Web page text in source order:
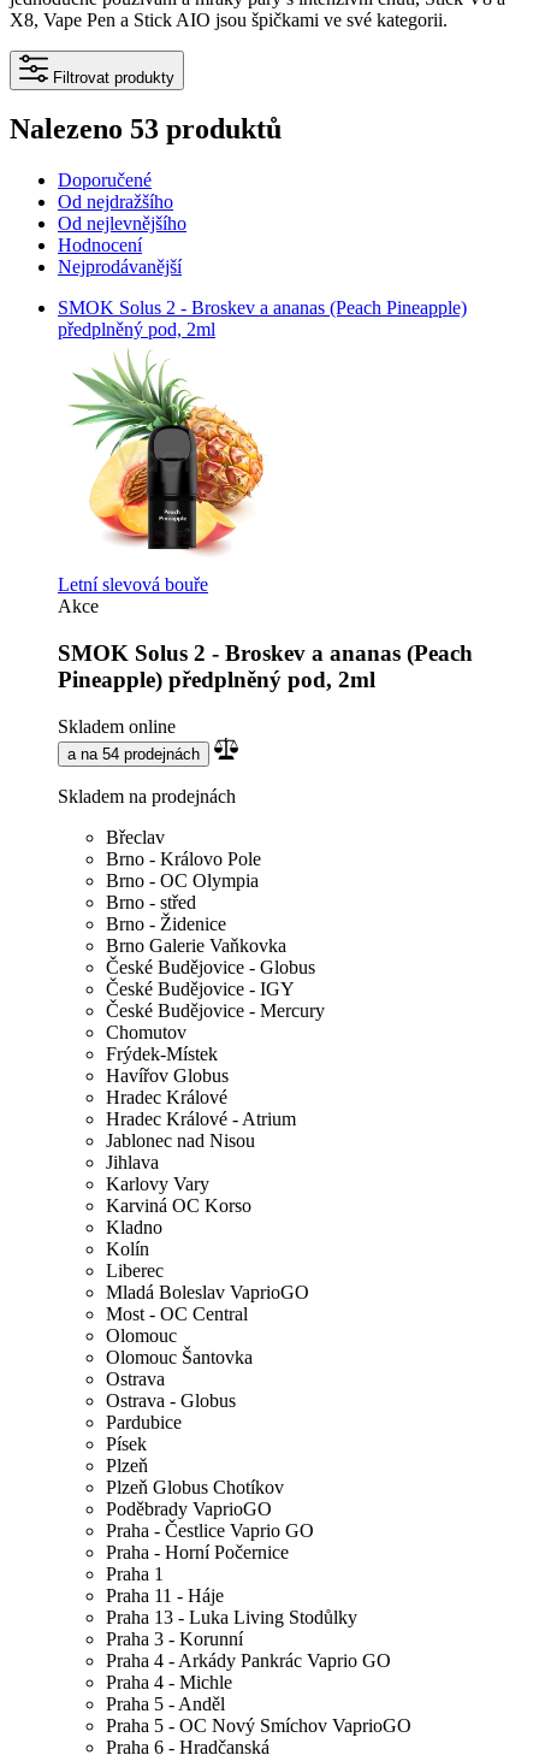
X8, Vape Pen a Stick AIO jsou špičkami ve své kategorii.
Filtrovat produkty
Nalezeno 53 produktů
Doporučené
Od nejdražšího
Od nejlevnějšího
Hodnocení
Nejprodávanější
SMOK Solus 2 - Broskev a ananas (Peach Pineapple)
předplněný pod, 2ml
Letní slevová bouře
Akce
SMOK Solus 2 - Broskev a ananas (Peach
Pineapple) předplněný pod, 2ml
Skladem online
a na 54 prodejnách
Skladem na prodejnách
Břeclav
Brno - Královo Pole
Brno - OC Olympia
Brno - střed
Brno - Židenice
Brno Galerie Vaňkovka
České Budějovice - Globus
České Budějovice - IGY
České Budějovice - Mercury
Chomutov
Frýdek-Místek
Havířov Globus
Hradec Králové
Hradec Králové - Atrium
Jablonec nad Nisou
Jihlava
Karlovy Vary
Karviná OC Korso
Kladno
Kolín
Liberec
Mladá Boleslav VaprioGO
Most - OC Central
Olomouc
Olomouc Šantovka
Ostrava
Ostrava - Globus
Pardubice
Písek
Plzeň
Plzeň Globus Chotíkov
Poděbrady VaprioGO
Praha - Čestlice Vaprio GO
Praha - Horní Počernice
Praha 1
Praha 11 - Háje
Praha 13 - Luka Living Stodůlky
Praha 3 - Korunní
Praha 4 - Arkády Pankrác Vaprio GO
Praha 4 - Michle
Praha 5 - Anděl
Praha 5 - OC Nový Smíchov VaprioGO
Praha 6 - Hradčanská